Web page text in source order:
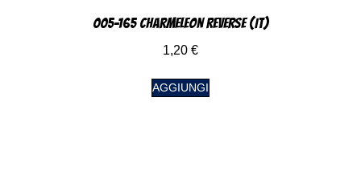
005-165 Charmeleon Reverse (IT)
1,20 €
AGGIUNGI